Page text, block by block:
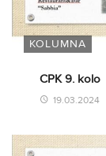
KOLUMNA
CPK 9. kolo
19.03.2024